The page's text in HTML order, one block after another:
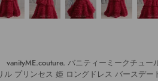
vanityME.couture. バニティーミークチュ
ル プリンセス 姫 ロングドレス バースデー